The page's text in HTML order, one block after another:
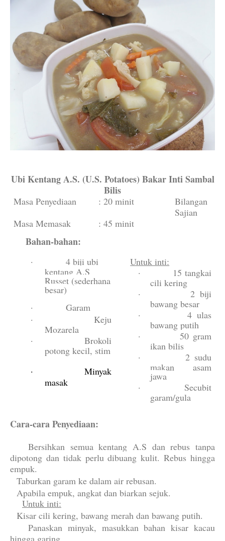
Ubi Kentang A.S. (U.S. Potatoes) Bakar Inti Sambal
Bilis
Masa Penyediaan : 20 minit
Bilangan
Sajian
Masa Memasak
: 45 minit
Bahan-bahan:
·
4 biji ubi
kentang A.S
Russet (sederhana
besar)
Untuk inti:
·
15 tangkai
cili kering
·
2 biji
bawang besar
·
4 ulas
bawang putih
·
50 gram
ikan bilis
·
2 sudu
makan asam
jawa
·
Secubit
garam/gula
·
Garam
·
Keju
Mozarela
·
Brokoli
potong kecil, stim
·
Minyak
masak
Cara-cara Penyediaan:
Bersihkan semua kentang A.S dan rebus tanpa
dipotong dan tidak perlu dibuang kulit. Rebus hingga
empuk.
Taburkan garam ke dalam air rebusan.
Apabila empuk, angkat dan biarkan sejuk.
Untuk inti:
Kisar cili kering, bawang merah dan bawang putih.
Panaskan minyak, masukkan bahan kisar kacau
hingga garing.